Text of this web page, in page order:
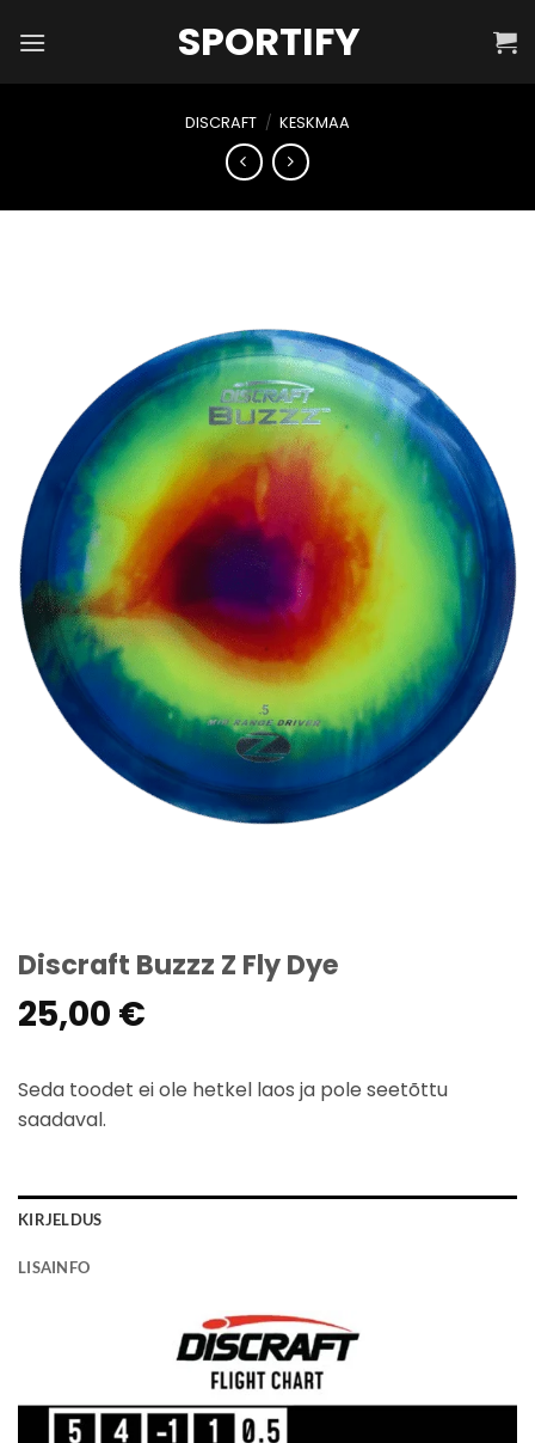
SPORTIFY
DISCRAFT / KESKMAA
Discraft Buzzz Z Fly Dye
25,00 €
Seda toodet ei ole hetkel laos ja pole seetõttu
saadaval.
KIRJELDUS
LISAINFO